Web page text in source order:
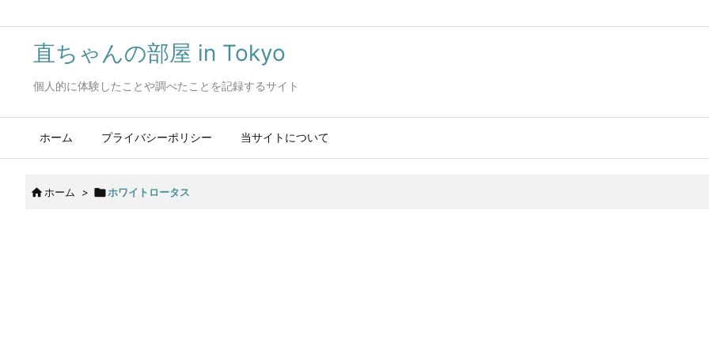
直ちゃんの部屋 in Tokyo
個人的に体験したことや調べたことを記録するサイト
ホーム プライバシーポリシー 当サイトについて
 ホーム > ホワイトロータス